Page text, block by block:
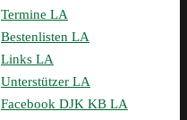
Termine LA
Bestenlisten LA
Links LA
Unterstützer LA
Facebook DJK KB LA